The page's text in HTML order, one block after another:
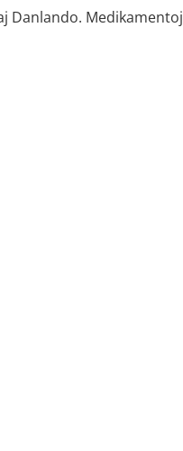
Danlando. Medikamentoj